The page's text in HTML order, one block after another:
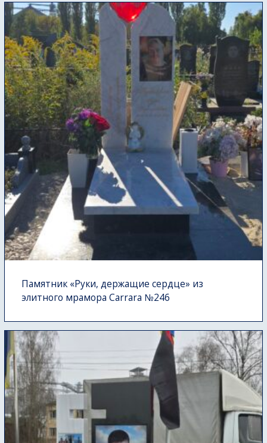
Памятник «Руки, держащие сердце» из
элитного мрамора Carrara №246